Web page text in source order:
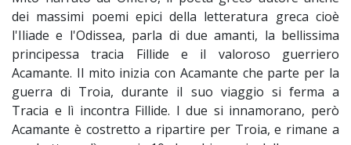
dei massimi poemi epici della letteratura greca cioè
l'Iliade e l'Odissea, parla di due amanti, la bellissima
principessa tracia Fillide e il valoroso guerriero
Acamante. Il mito inizia con Acamante che parte per la
guerra di Troia, durante il suo viaggio si ferma a
Tracia e lì incontra Fillide. I due si innamorano, però
Acamante è costretto a ripartire per Troia, e rimane a